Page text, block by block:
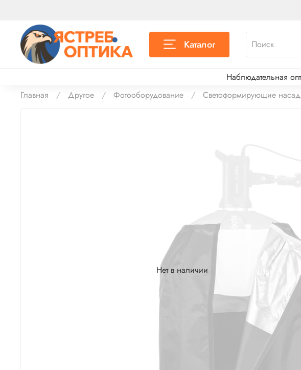
Каталог
Наблюдательная
Главная
Другое Фотооборудование Светоформирующие
Нет в наличии